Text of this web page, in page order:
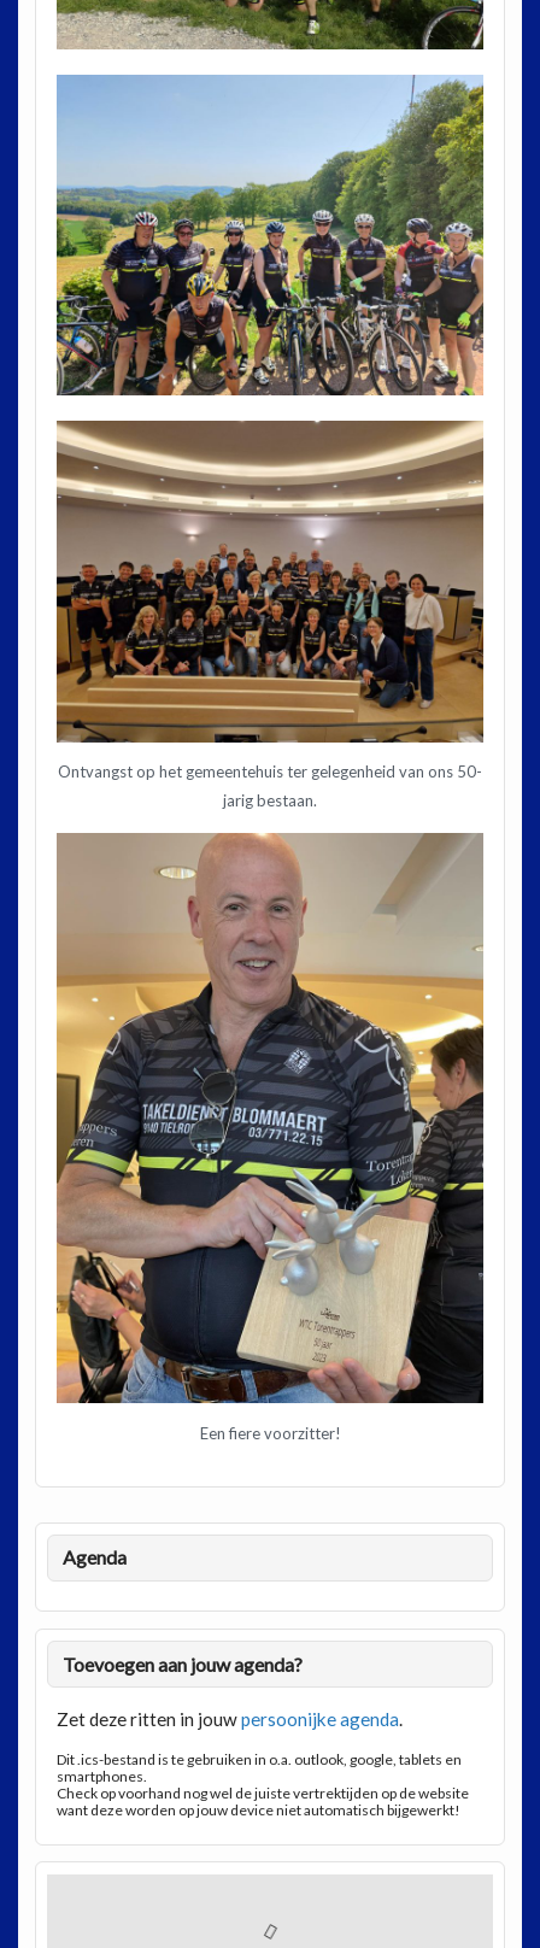
Ontvangst op het gemeentehuis ter gelegenheid van ons 50-
jarig bestaan.
Een fiere voorzitter!
Agenda
Toevoegen aan jouw agenda?
Zet deze ritten in jouwpersoonijke agenda.
Dit .ics-bestand is te gebruiken in o.a. outlook, google, tablets en
smartphones.
Check op voorhand nog wel de juiste vertrektijden op de website
want deze worden op jouw device niet automatisch bijgewerkt!